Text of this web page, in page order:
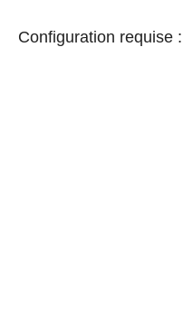
Configuration requise :